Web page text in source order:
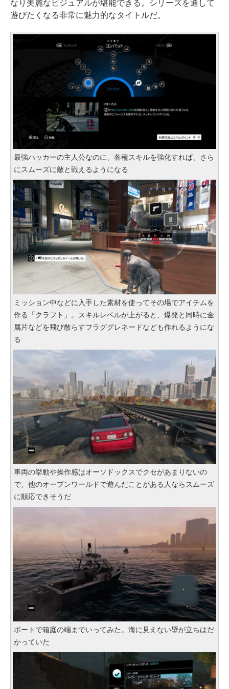
なり美麗なビジュアルが堪能できる。シリーズを通して
遊びたくなる非常に魅力的なタイトルだ。
最強ハッカーの主人公なのに、各種スキルを強化すれば、さら
にスムーズに敵と戦えるようになる
ミッション中などに入手した素材を使ってその場でアイテムを
作る「クラフト」。スキルレベルが上がると、爆発と同時に金
属片などを飛び散らすフラググレネードなども作れるようにな
る
車両の挙動や操作感はオーソドックスでクセがあまりないの
で、他のオープンワールドで遊んだことがある人ならスムーズ
に順応できそうだ
ボートで箱庭の端までいってみた。海に見えない壁が立ちはだ
かっていた